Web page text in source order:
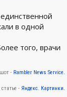
в одной
того, врачи
- Rambler News Service.
- Яндекс. Картинки.